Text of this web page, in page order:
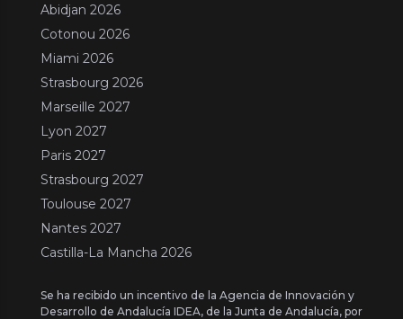
Abidjan 2026
Cotonou 2026
Miami 2026
Strasbourg 2026
Marseille 2027
Lyon 2027
Paris 2027
Strasbourg 2027
Toulouse 2027
Nantes 2027
Castilla-La Mancha 2026
Se ha recibido un incentivo de la Agencia de Innovación y
Desarrollo de Andalucía IDEA, de la Junta de Andalucía, por